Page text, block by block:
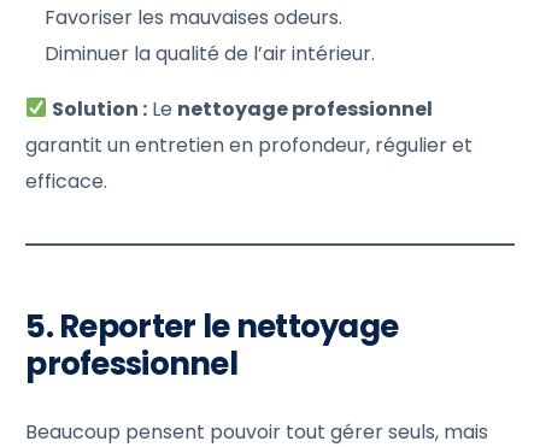
Favoriser les mauvaises odeurs.
Diminuer la qualité de l’air intérieur.
Solution : Le nettoyage professionnel
garantit un entretien en profondeur, régulier et
efficace.
5. Reporter le nettoyage
professionnel
Beaucoup pensent pouvoir tout gérer seuls, mais